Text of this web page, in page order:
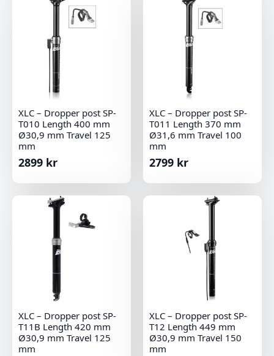
XLC – Dropper post SP-
T010 Length 400 mm
Ø30,9 mm Travel 125
mm
2899 kr
XLC – Dropper post SP-
T011 Length 370 mm
Ø31,6 mm Travel 100
mm
2799 kr
XLC – Dropper post SP-
T11B Length 420 mm
Ø30,9 mm Travel 125
mm
XLC – Dropper post SP-
T12 Length 449 mm
Ø30,9 mm Travel 150
mm